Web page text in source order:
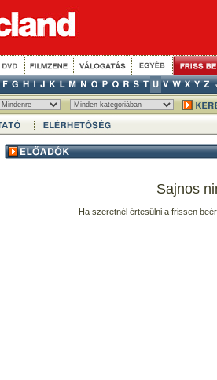
Sajnos
Ha szeretnél értesülni a frissen